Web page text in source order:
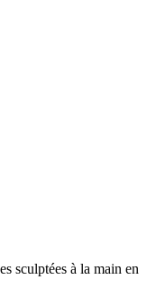
sculptées à la main en